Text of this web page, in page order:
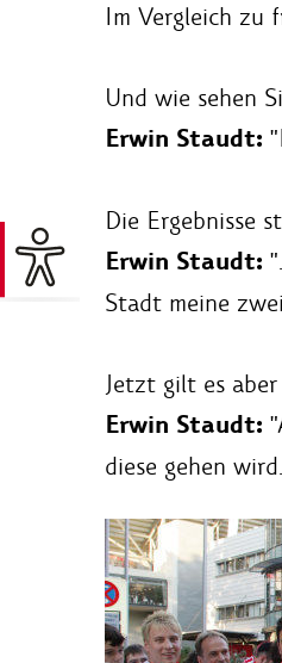
Im Vergleich zu
Und wie sehen
Erwin Staudt:
Die Ergebnisse
Erwin Staudt:
Stadt meine
Jetzt gilt es
Erwin Staudt:
diese gehen